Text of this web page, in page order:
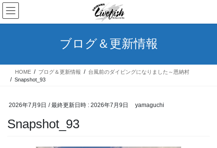
コ
ン
テ
ス
ナ
ビ
ゲ
ン
ブログ＆更新情報
HOME ブログ＆更新情報
台風前のダイビングになりました～恩納村
Snapshot_93
2026年7月9日 / 最終更新日時 : 2026年7月9日 yamaguchi
Snapshot_93